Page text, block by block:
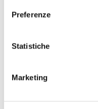
Preferenze
Statistiche
Marketing